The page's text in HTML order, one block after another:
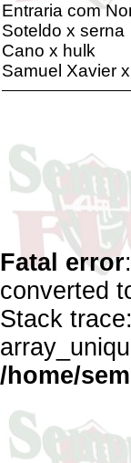
Entraria com
Soteldo x serna
Cano x hulk
Samuel Xavier
Fatal error
converted
Stack
/home/